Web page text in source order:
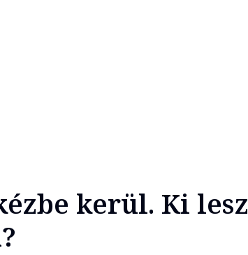
kerül. Ki lesz